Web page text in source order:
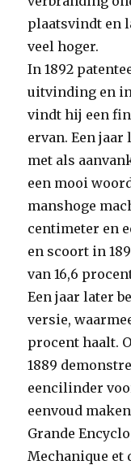
plaatsvindt en
veel hoger.
In 1892
uitvinding en
vindt hij een
ervan. Een
met als
een mooi
manshoge
centimeter en
en scoort in
van 16,6
Een jaar later
versie,
procent haalt.
1889
eencilinder
eenvoud
Grande
Mechanique et